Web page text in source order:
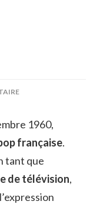
SUR
JAMES
1960,
française.
tant que
de télévision,